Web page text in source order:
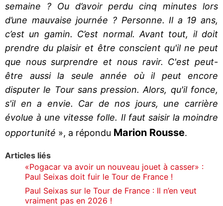
semaine ? Ou d’avoir perdu cinq minutes lors
d’une mauvaise journée ? Personne. Il a 19 ans,
c’est un gamin. C’est normal. Avant tout, il doit
prendre du plaisir et être conscient qu'il ne peut
que nous surprendre et nous ravir. C'est peut-
être aussi la seule année où il peut encore
disputer le Tour sans pression. Alors, qu'il fonce,
s'il en a envie. Car de nos jours, une carrière
évolue à une vitesse folle. Il faut saisir la moindre
opportunité », a répondu Marion Rousse.
Articles liés
«Pogacar va avoir un nouveau jouet à casser» :
Paul Seixas doit fuir le Tour de France !
Paul Seixas sur le Tour de France : Il n’en veut
vraiment pas en 2026 !